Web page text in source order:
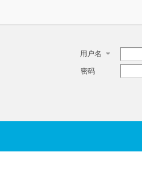
用户名
密码